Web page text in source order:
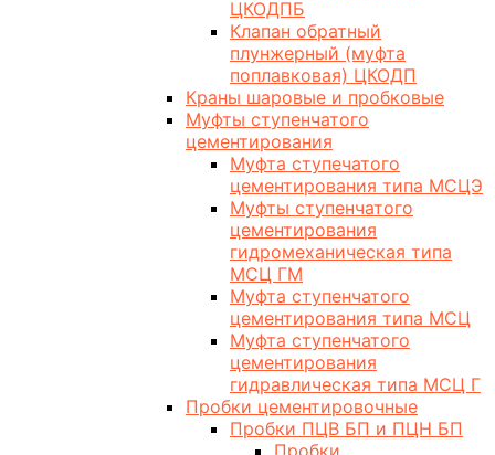
ЦКОДПБ
Клапан обратный
плунжерный (муфта
поплавковая) ЦКОДП
Краны шаровые и пробковые
Муфты ступенчатого
цементирования
Муфта ступечатого
цементирования типа МСЦЭ
Муфты ступенчатого
цементирования
гидромеханическая типа
МСЦ ГМ
Муфта ступенчатого
цементирования типа МСЦ
Муфта ступенчатого
цементирования
гидравлическая типа МСЦ Г
Пробки цементировочные
Пробки ПЦВ БП и ПЦН БП